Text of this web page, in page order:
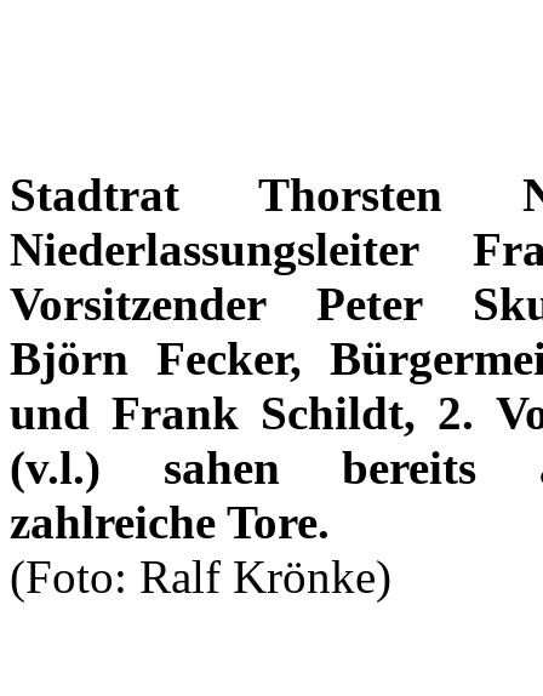
Stadtrat Thorsten
Niederlassungsleiter
Vorsitzender Peter
Björn Fecker,
und Frank Schildt, 2.
(v.l.) sahen bereits
zahlreiche Tore.
(Foto: Ralf Krönke)